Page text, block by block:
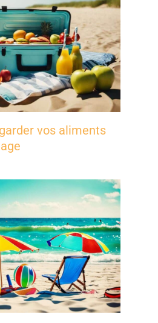
vos aliments